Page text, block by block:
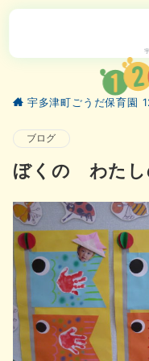
宇多津町ごうだ保育園
ブログ
ぼくの わた